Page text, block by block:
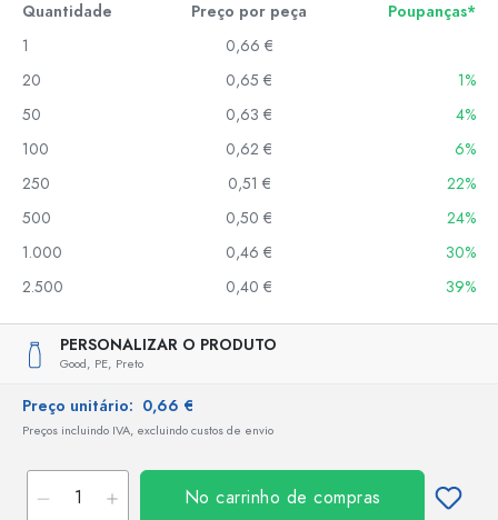
Quantidade Preço por peça
Poupanças*
1
0,66 €
20
0,65 €
1%
50
0,63 €
4%
100
0,62 €
6%
250
0,51 €
22%
500
0,50 €
24%
1.000
0,46 €
30%
2.500
0,40 € 39%
PERSONALIZAR O PRODUTO
Good, PE, Preto
Preço unitário: 0,66 €
Preços incluindo IVA, excluindo custos de envio
No carrinho de compras